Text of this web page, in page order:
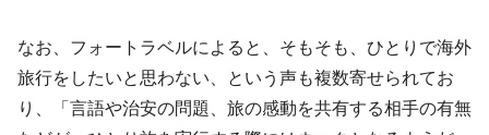
なお、フォートラベルによると、そもそも、ひとりで海外
旅行をしたいと思わない、という声も複数寄せられてお
り、「言語や治安の問題、旅の感動を共有する相手の有無